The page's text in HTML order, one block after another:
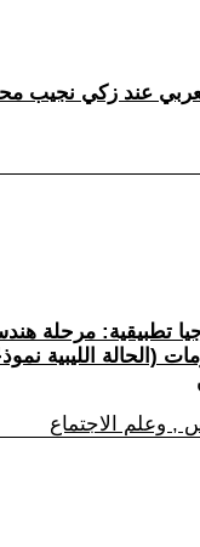
تطبيقية: مرحلة
(الحالة الليبية
, وعلم الاجتماع